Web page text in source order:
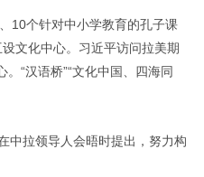
10个针对中小学教育的孔子课
文化中心。习近平访问拉美期
“汉语桥”“文化中国、四海同
中拉领导人会晤时提出，努力构